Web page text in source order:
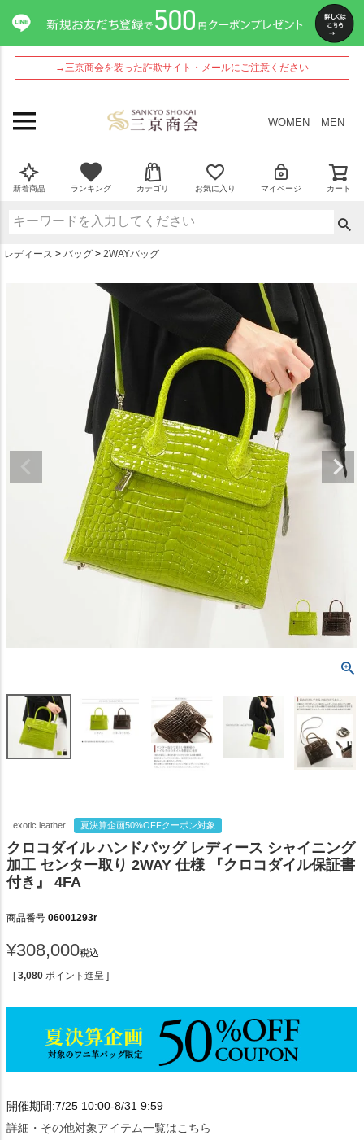
→三京商会を装った詐欺サイト・メールにご注意ください
WOMEN MEN
新着商品 ランキング カテゴリ お気に入り マイページ カート
レディース バッグ 2WAYバッグ
exotic leather 夏決算企画50%OFFクーポン対象
クロコダイル ハンドバッグ レディース シャイニング
加工 センター取り 2WAY 仕様 『クロコダイル保証書
付き』 4FA
商品番号 06001293r
¥308,000税込
[ 3,080 ポイント進呈 ]
開催期間:7/25 10:00-8/31 9:59
詳細・その他対象アイテム一覧はこちら
ペー
ジト
ップ
へ